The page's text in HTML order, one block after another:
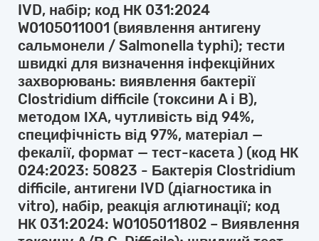
IVD, набір; код НК 031:2024
W0105011001 (виявлення антигену
сальмонели / Salmonella typhi); тести
швидкі для визначення інфекційних
захворювань: виявлення бактерії
Clostridium difficile (токсини A і B),
методом ІХА, чутливість від 94%,
специфічність від 97%, матеріал —
фекалії, формат — тест-касета ) (код НК
024:2023: 50823 - Бактерія Clostridium
difficile, антигени IVD (діагностика in
vitro), набір, реакція аглютинації; код
НК 031:2024: W0105011802 – Виявлення